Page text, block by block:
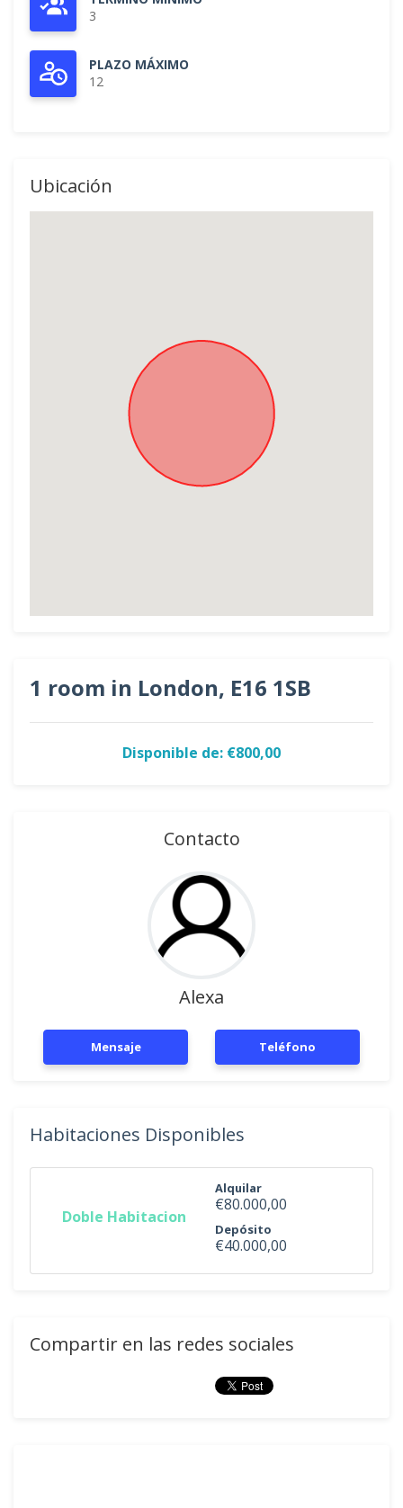
3
PLAZO MÁXIMO
12
Ubicación
1 room in London, E16 1SB
Disponible de: €800,00
Contacto
Alexa
Mensaje Teléfono
Habitaciones Disponibles
Doble Habitacion
Alquilar
€80.000,00
Depósito
€40.000,00
Compartir en las redes sociales